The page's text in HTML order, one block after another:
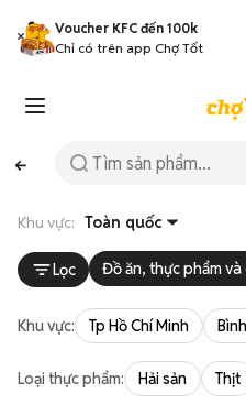
Voucher KFC đến 100k
Chỉ có trên app Chợ Tốt
Khu vực: Toàn quốc
Lọc Đồ ăn, thực phẩm và
Khu vực: Tp Hồ Chí Minh
Loại thực phẩm: Hải sản Thịt